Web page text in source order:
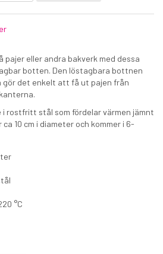
eller andra bakverk med dessa
botten. Den löstagbara bottnen
gör det enkelt att få ut pajen från
i rostfritt stål som fördelar värmen jämnt
10 cm i diameter och kommer i 6-
°C